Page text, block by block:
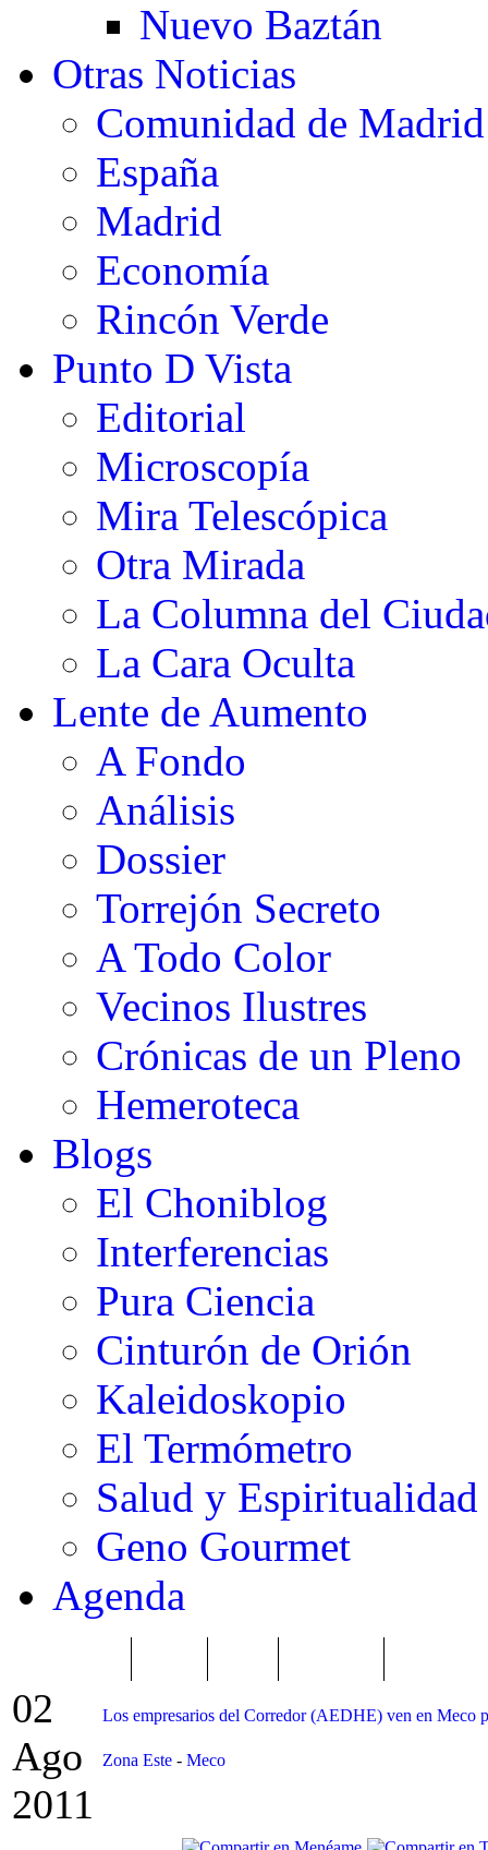
Nuevo Baztán
Otras Noticias
Comunidad de Madrid
España
Madrid
Economía
Rincón Verde
Punto D Vista
Editorial
Microscopía
Mira Telescópica
Otra Mirada
La Columna del
La Cara Oculta
Lente de Aumento
A Fondo
Análisis
Dossier
Torrejón Secreto
A Todo Color
Vecinos Ilustres
Crónicas de un Pleno
Hemeroteca
Blogs
El Choniblog
Interferencias
Pura Ciencia
Cinturón de Orión
Kaleidoskopio
El Termómetro
Salud y Espiritualidad
Geno Gourmet
Agenda
02
Ago
2011
Los empresarios del Corredor (AEDHE) ven en Meco
Zona Este - Meco